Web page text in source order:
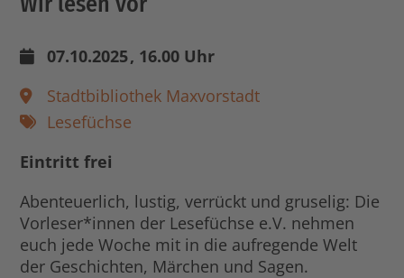
07.10.2025, 16.00 Uhr
Stadtbibliothek Maxvorstadt
Lesefüchse
Eintritt frei
Abenteuerlich, lustig, verrückt und gruselig: Die
Vorleser*innen der Lesefüchse e.V. nehmen
euch jede Woche mit in die aufregende Welt
der Geschichten, Märchen und Sagen.